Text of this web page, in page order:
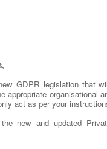
GDPR legislation that
appropriate organisational
act as per your
new and updated